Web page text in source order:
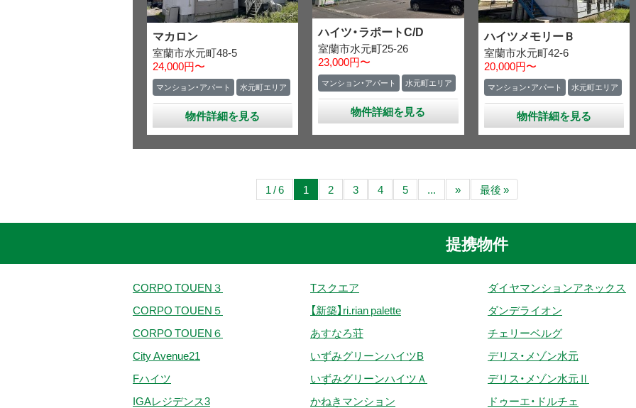
マカロン
室蘭市水元町48-5
24,000円〜
マンション・アパート 水元町エリア
物件詳細を見る
ハイツ・ラポートC/D
室蘭市水元町25-26
23,000円〜
マンション・アパート 水元町エリア
物件詳細を見る
ハイツメモリーＢ
室蘭市水元町42-6
20,000円〜
マンション・アパート 水元町エリア
物件詳細を見る
1 / 6 1 2 3 4 5 ... » 最後 »
提携物件
CORPO TOUEN３
CORPO TOUEN５
CORPO TOUEN６
City Avenue21
Fハイツ
IGAレジデンス3
Tスクエア
【新築】ri.rian palette
あすなろ荘
いずみグリーンハイツB
いずみグリーンハイツＡ
かねきマンション
ダイヤマンションアネックス
ダンデライオン
チェリーベルグ
デリス・メゾン水元
デリス・メゾン水元Ⅱ
ドゥーエ・ドルチェ